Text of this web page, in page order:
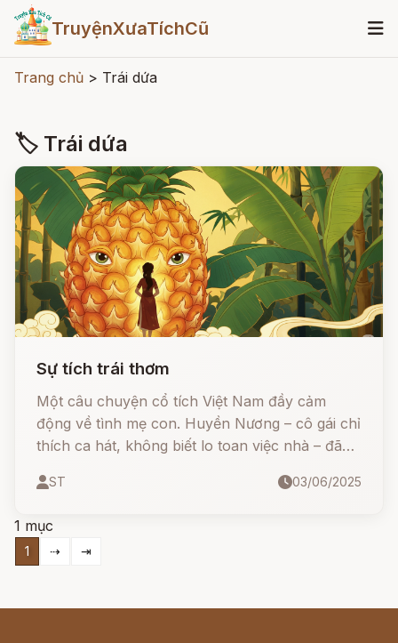
TruyệnXưaTíchCũ
Trang chủ > Trái dứa
🏷 Trái dứa
Sự tích trái thơm
Một câu chuyện cổ tích Việt Nam đầy cảm
động về tình mẹ con. Huyền Nương – cô gái chỉ
thích ca hát, không biết lo toan việc nhà – đã
Từ đó, bi kịch xảy ra và một loài trái cây thơm
dứa) mà chúng ta ăn ngày nay.
ST 03/06/2025
1 mục
1 ⇢ ⇥